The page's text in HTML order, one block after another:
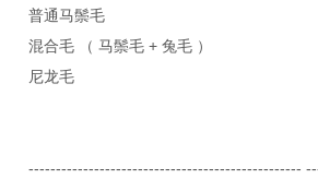
普通马鬃毛
混合毛 （ 马鬃毛 + 兔毛 ）
尼龙毛
--------------------------------------------------